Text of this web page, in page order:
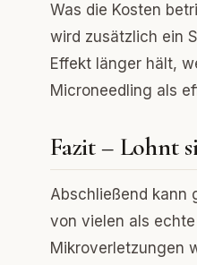
Was die Kosten
wird zusätzlich ein
Effekt länger hält,
Microneedling als
Fazit – Lohnt
Abschließend kann
von vielen als
Mikroverletzungen